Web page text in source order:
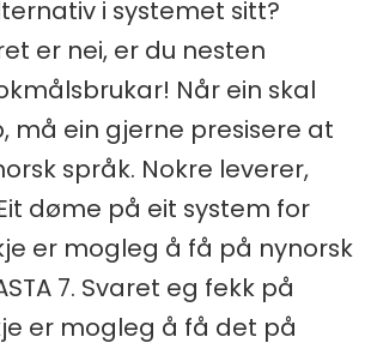
i systemet sitt?
er nei, er du nesten
Når ein skal
må ein gjerne presisere at
språk. Nokre leverer,
døme på eit system for
er mogleg å få på nynorsk
7. Svaret eg fekk på
er mogleg å få det på